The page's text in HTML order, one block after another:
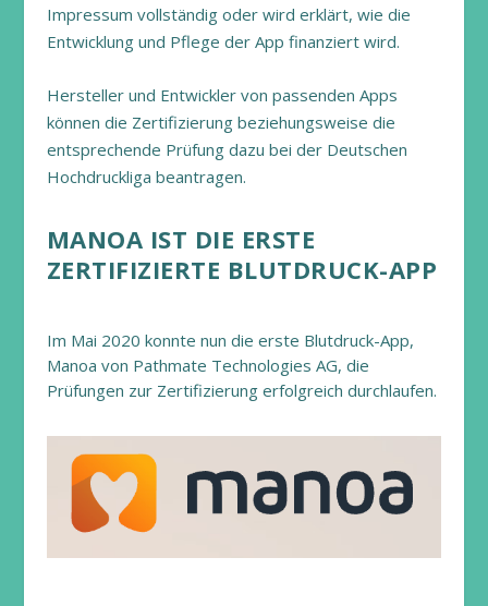
Impressum vollständig oder wird erklärt, wie die
Entwicklung und Pflege der App finanziert wird.
Hersteller und Entwickler von passenden Apps
können die Zertifizierung beziehungsweise die
entsprechende Prüfung dazu bei der Deutschen
Hochdruckliga beantragen.
MANOA IST DIE ERSTE
ZERTIFIZIERTE BLUTDRUCK-APP
Im Mai 2020 konnte nun die erste Blutdruck-App,
Manoa von Pathmate Technologies AG, die
Prüfungen zur Zertifizierung erfolgreich durchlaufen.